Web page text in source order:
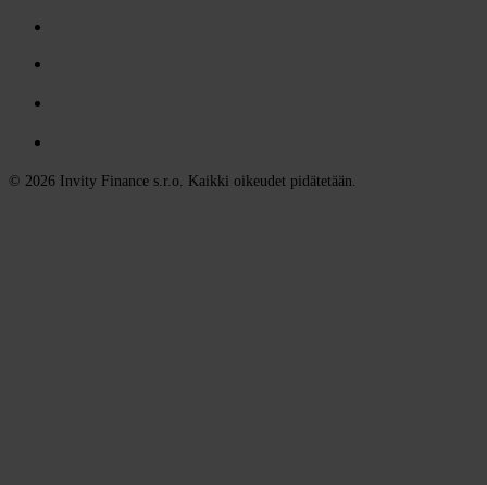
© 2026 Invity Finance s.r.o. Kaikki oikeudet pidätetään.